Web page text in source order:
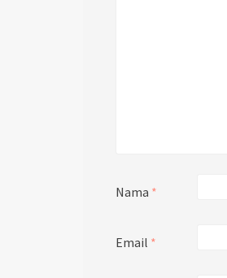
Nama *
Email *